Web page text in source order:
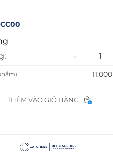
-
11.000
THÊM VÀO GIỎ HÀNG